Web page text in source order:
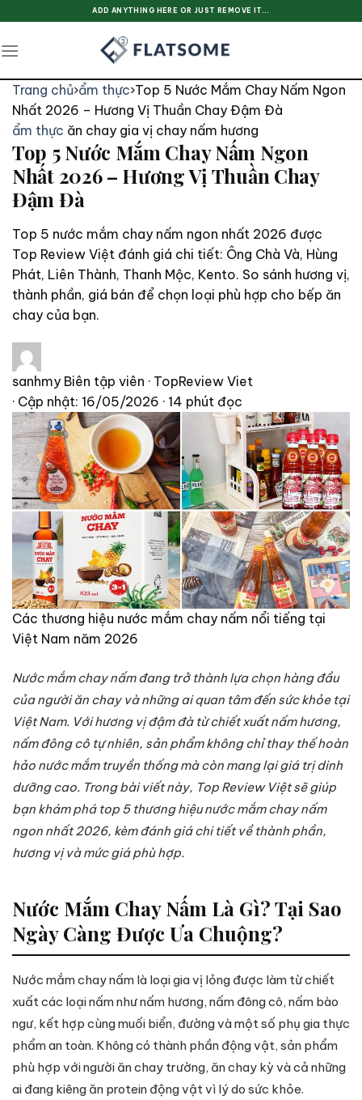
content
ADD ANYTHING HERE OR JUST REMOVE IT...
Trang chủ›ẩm thực›Top 5 Nước Mắm Chay Nấm Ngon
Nhất 2026 – Hương Vị Thuần Chay Đậm Đà
ẩm thực ăn chay gia vị chay nấm hương
Top 5 Nước Mắm Chay Nấm Ngon
Nhất 2026 – Hương Vị Thuần Chay
Đậm Đà
Top 5 nước mắm chay nấm ngon nhất 2026 được
Top Review Việt đánh giá chi tiết: Ông Chà Và, Hùng
Phát, Liên Thành, Thanh Mộc, Kento. So sánh hương vị,
thành phần, giá bán để chọn loại phù hợp cho bếp ăn
chay của bạn.
sanhmy Biên tập viên · TopReview Viet
· Cập nhật: 16/05/2026 · 14 phút đọc
Các thương hiệu nước mắm chay nấm nổi tiếng tại
Việt Nam năm 2026
Nước mắm chay nấm đang trở thành lựa chọn hàng đầu
của người ăn chay và những ai quan tâm đến sức khỏe tại
Việt Nam. Với hương vị đậm đà từ chiết xuất nấm hương,
nấm đông cô tự nhiên, sản phẩm không chỉ thay thế hoàn
hảo nước mắm truyền thống mà còn mang lại giá trị dinh
dưỡng cao. Trong bài viết này, Top Review Việt sẽ giúp
bạn khám phá top 5 thương hiệu nước mắm chay nấm
ngon nhất 2026, kèm đánh giá chi tiết về thành phần,
hương vị và mức giá phù hợp.
Nước Mắm Chay Nấm Là Gì? Tại Sao
Ngày Càng Được Ưa Chuộng?
Nước mắm chay nấm là loại gia vị lỏng được làm từ chiết
xuất các loại nấm như nấm hương, nấm đông cô, nấm bào
ngư, kết hợp cùng muối biển, đường và một số phụ gia thực
phẩm an toàn. Không có thành phần động vật, sản phẩm
phù hợp với người ăn chay trường, ăn chay kỳ và cả những
ai đang kiêng ăn protein động vật vì lý do sức khỏe.